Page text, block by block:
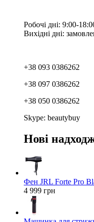
Робочі дні: 9:00-
Вихідні дні:
+38 093 0386262
+38 097 0386262
+38 050 0386262
Skype: beautybuy
Нові
Фен JRL Forte Pro
4 999 грн